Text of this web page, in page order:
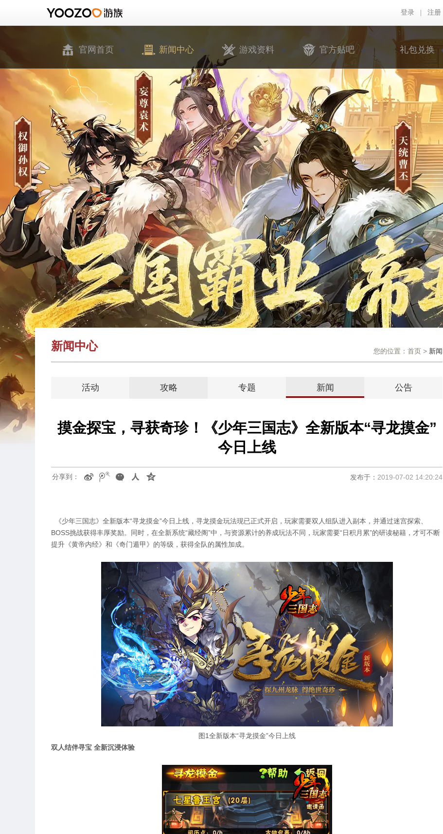
登录 注册
官网首页 新闻中心 游戏资料 官方贴吧 礼包兑换
新闻中心 您的位置： 首页 > 新闻
活动 攻略 专题 新闻 公告
摸金探宝，寻获奇珍！《少年三国志》全新版本“寻龙摸金”
今日上线
发布于： 2019-07-02 14:20:24
分享到：
《少年三国志》全新版本“寻龙摸金”今日上线，寻龙摸金玩法现已正式开启，玩家需要双人组队进入副本，并通过迷宫探索、
BOSS挑战获得丰厚奖励。同时，在全新系统“藏经阁”中，与资源累计的养成玩法不同，玩家需要“日积月累”的研读秘籍，才可不断
提升《黄帝内经》和《奇门遁甲》的等级，获得全队的属性加成。
图1全新版本“寻龙摸金”今日上线
双人结伴寻宝 全新沉浸体验